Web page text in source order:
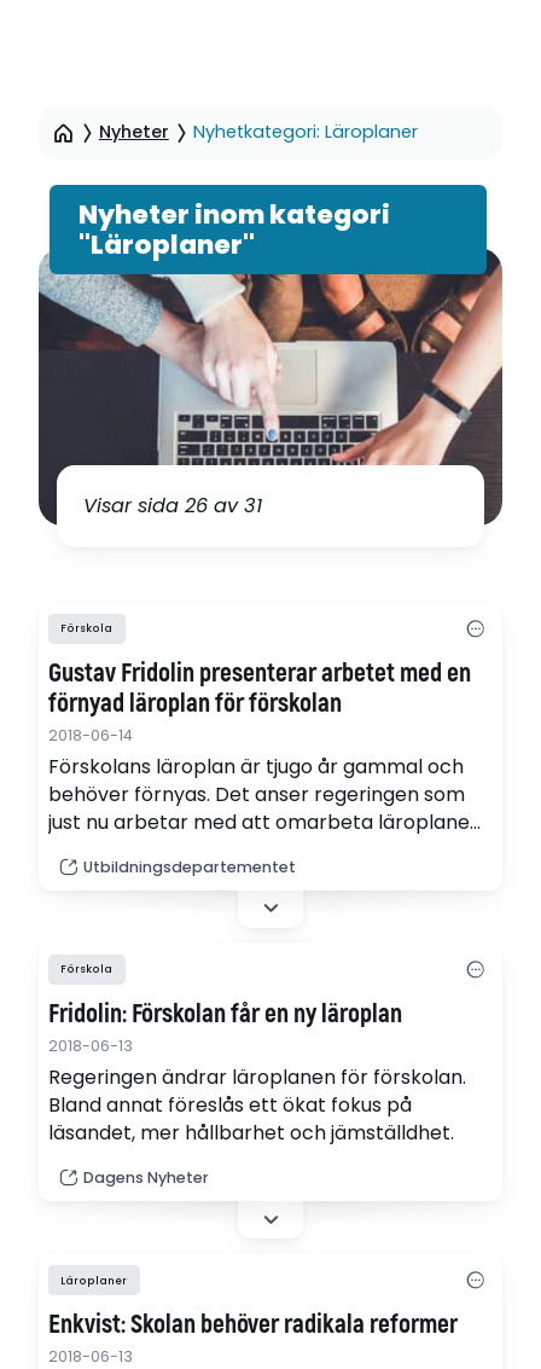
sidinnehåll
Nyheter Nyhetkategori: Läroplaner
Nyheter inom kategori
"Läroplaner"
Visar sida 26 av 31
Förskola
Gustav Fridolin presenterar arbetet med en
förnyad läroplan för förskolan
2018-06-14
Förskolans läroplan är tjugo år gammal och
behöver förnyas. Det anser regeringen som
just nu arbetar med att omarbeta läroplanen
Gustav Fridolin presenterat några av de
planerade förändringarna.
Utbildningsdepartementet
Förskola
Fridolin: Förskolan får en ny läroplan
2018-06-13
Regeringen ändrar läroplanen för förskolan.
Bland annat föreslås ett ökat fokus på
läsandet, mer hållbarhet och jämställdhet.
Dagens Nyheter
Läroplaner
Enkvist: Skolan behöver radikala reformer
2018-06-13